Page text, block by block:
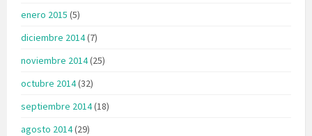
enero 2015 (5)
diciembre 2014(7)
noviembre 2014(25)
octubre 2014(32)
septiembre 2014(18)
agosto 2014(29)